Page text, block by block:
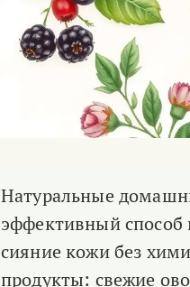
Натуральные
эффективный способ
сияние кожи без
продукты: свежие